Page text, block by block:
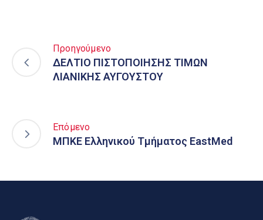
Προηγούμενο
ΔΕΛΤΙΟ ΠΙΣΤΟΠΟΙΗΣΗΣ ΤΙΜΩΝ
ΛΙΑΝΙΚΗΣ ΑΥΓΟΥΣΤΟΥ
Επόμενο
ΜΠKΕ Ελληνικού Τμήματος EastMed